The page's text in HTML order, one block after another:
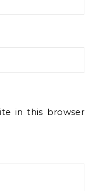
in this browser